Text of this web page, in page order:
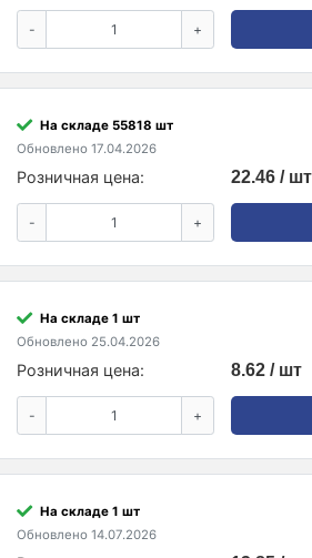
- +
На складе 55818 шт
Обновлено 17.04.2026
Розничная цена: 22.46 / шт
- +
На складе 1 шт
Обновлено 25.04.2026
Розничная цена: 8.62 / шт
- +
На складе 1 шт
Обновлено 14.07.2026